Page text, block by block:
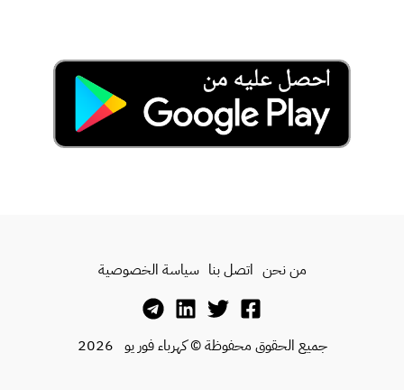
من نحن اتصل بنا سياسة الخصوصية
جميع الحقوق محفوظة © كهرباء فور يو 2026